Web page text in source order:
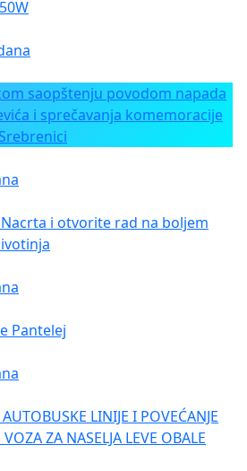
saopštenju povodom napada
i sprečavanja komemoracije
i otvorite rad na boljem
Pantelej
LINIJE I POVEĆANJE
ZA NASELJA LEVE OBALE